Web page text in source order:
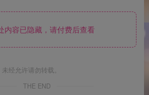
容已隐藏，请付费后查看
经允许请勿转载。
THE END